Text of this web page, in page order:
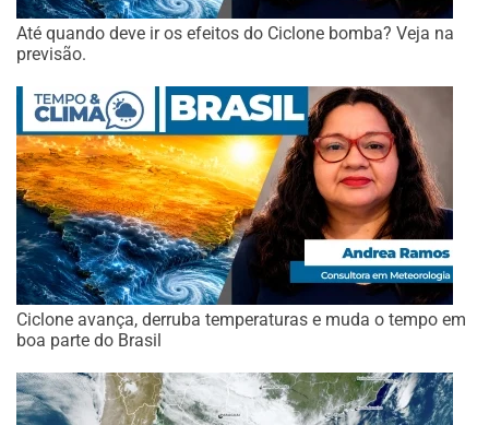
Até quando deve ir os efeitos do Ciclone bomba? Veja na
previsão.
Ciclone avança, derruba temperaturas e muda o tempo em
boa parte do Brasil